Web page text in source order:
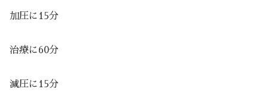
加圧に15分
治療に60分
減圧に15分